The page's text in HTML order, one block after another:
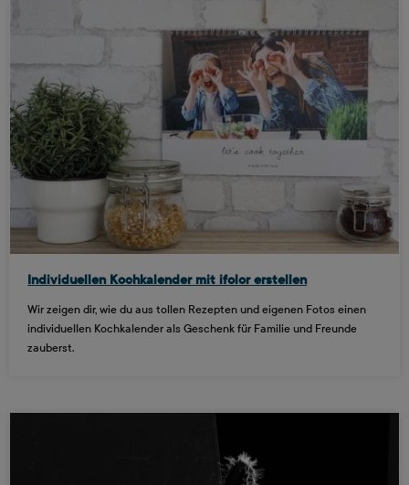
Individuellen Kochkalender mit ifolor erstellen
Wir zeigen dir, wie du aus tollen Rezepten und eigenen Fotos einen
individuellen Kochkalender als Geschenk für Familie und Freunde
zauberst.